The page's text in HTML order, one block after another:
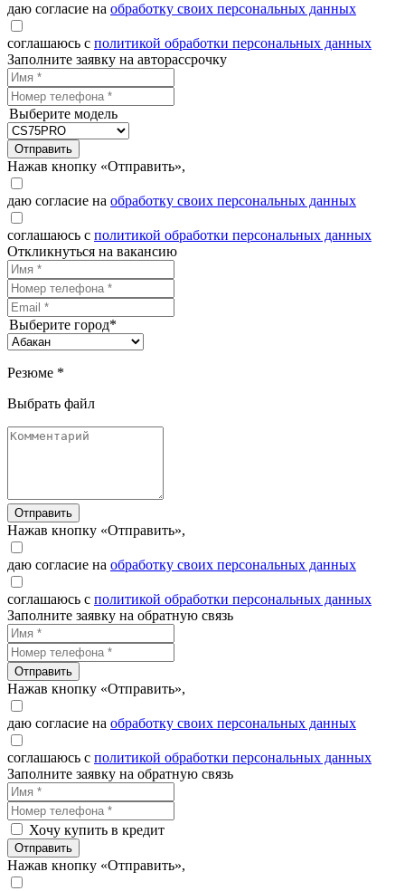
даю согласие на обработку своих персональных данных
соглашаюсь с политикой обработки персональных данных
Заполните заявку на авторассрочку
Выберите модель
Отправить
Нажав кнопку «Отправить»,
даю согласие на обработку своих персональных данных
соглашаюсь с политикой обработки персональных данных
Откликнуться на вакансию
Выберите город*
Резюме *
Выбрать файл
Отправить
Нажав кнопку «Отправить»,
даю согласие на обработку своих персональных данных
соглашаюсь с политикой обработки персональных данных
Заполните заявку на обратную связь
Отправить
Нажав кнопку «Отправить»,
даю согласие на обработку своих персональных данных
соглашаюсь с политикой обработки персональных данных
Заполните заявку на обратную связь
Хочу купить в кредит
Отправить
Нажав кнопку «Отправить»,